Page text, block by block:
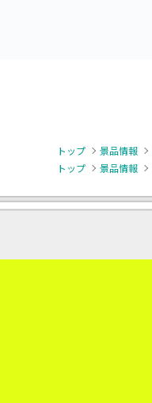
トップ 景品情報
トップ
景品情報